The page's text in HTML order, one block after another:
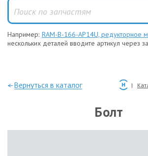
Например: RAM-B-166-AP14U, редукторное
нескольких деталей вводите артикул через
—Вернуться в каталог
Болт